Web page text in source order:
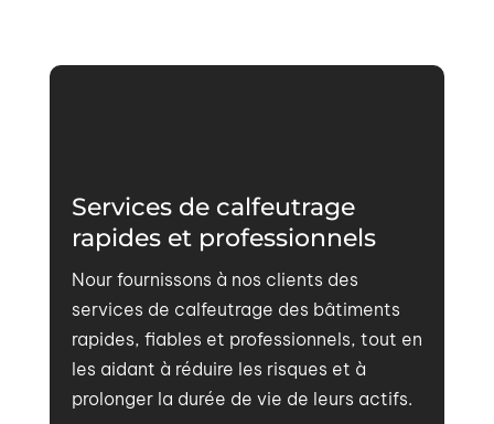
Services de calfeutrage
rapides et professionnels
Nour fournissons à nos clients des
services de calfeutrage des bâtiments
rapides, fiables et professionnels, tout en
les aidant à réduire les risques et à
prolonger la durée de vie de leurs actifs.